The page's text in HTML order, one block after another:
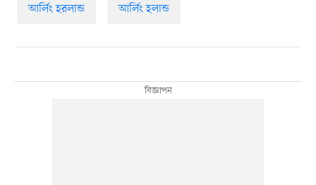
আর্লিং হরলান্ড আর্লিং হলান্ড